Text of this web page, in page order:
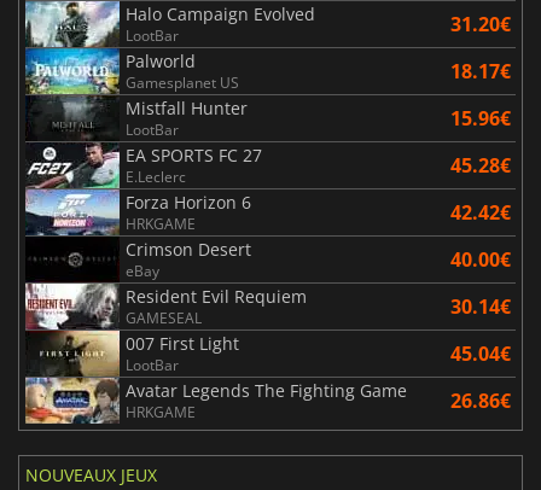
Halo Campaign Evolved
LootBar 31.20€
Palworld
Gamesplanet US 18.17€
Mistfall Hunter
LootBar 15.96€
EA SPORTS FC 27
E.Leclerc 45.28€
Forza Horizon 6
HRKGAME 42.42€
Crimson Desert
eBay 40.00€
Resident Evil Requiem
GAMESEAL 30.14€
007 First Light
LootBar 45.04€
Avatar Legends The Fighting Game
HRKGAME 26.86€
NOUVEAUX JEUX